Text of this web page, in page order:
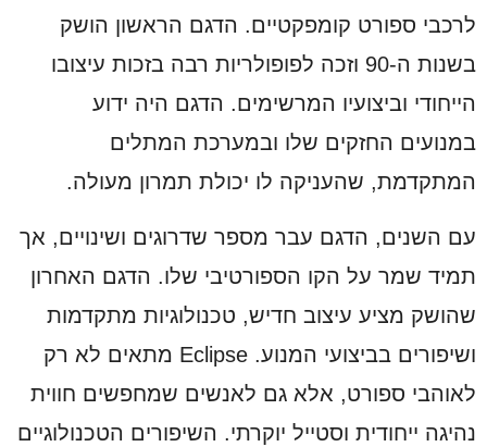
לרכבי ספורט קומפקטיים. הדגם הראשון הושק
בשנות ה-90 וזכה לפופולריות רבה בזכות עיצובו
הייחודי וביצועיו המרשימים. הדגם היה ידוע
במנועים החזקים שלו ובמערכת המתלים
המתקדמת, שהעניקה לו יכולת תמרון מעולה.
עם השנים, הדגם עבר מספר שדרוגים ושינויים, אך
תמיד שמר על הקו הספורטיבי שלו. הדגם האחרון
שהושק מציע עיצוב חדיש, טכנולוגיות מתקדמות
ושיפורים בביצועי המנוע. Eclipse מתאים לא רק
לאוהבי ספורט, אלא גם לאנשים שמחפשים חווית
נהיגה ייחודית וסטייל יוקרתי. השיפורים הטכנולוגיים